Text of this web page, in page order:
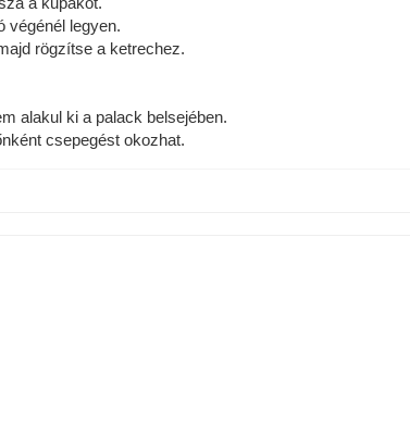
végénél legyen.
rögzítse a ketrechez.
alakul ki a palack belsejében.
csepegést okozhat.